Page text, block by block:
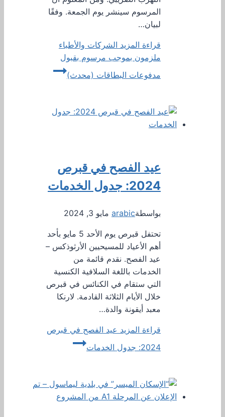
المرسوم سينشر يوم الجمعة. وفقًا
لبيان…
قراءة المزيد الشركات والأطباء
ملزمون بموجب مرسوم بقبول
مدفوعات البطاقات (محدث)
عيد الفصح في قبرص
2024: جدول الخدمات
بواسطةarabic مايو 3, 2024
تحتفل قبرص يوم الأحد 5 مايو بأحد
أهم الأعياد للمسيحيين الأرثوذكس –
عيد الفصح. نقدم قائمة من
الخدمات باللغة السلافية الكنسية
التي ستقام في الكنائس في قبرص
خلال الأيام الثلاثة القادمة. لارنكا
معبد أيقونة والدة…
قراءة المزيد عيد الفصح في قبرص
2024: جدول الخدمات